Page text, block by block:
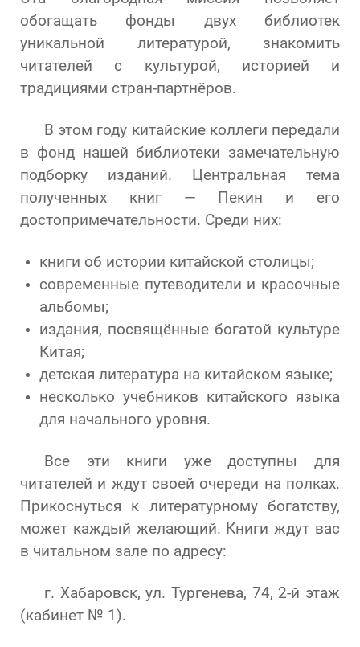
обогащать фонды двух библиотек
уникальной литературой, знакомить
читателей с культурой, историей и
традициями стран-партнёров.
В этом году китайские коллеги передали
в фонд нашей библиотеки замечательную
подборку изданий. Центральная тема
полученных книг — Пекин и его
достопримечательности. Среди них:
книги об истории китайской столицы;
современные путеводители и красочные
альбомы;
издания, посвящённые богатой культуре
Китая;
детская литература на китайском языке;
несколько учебников китайского языка
для начального уровня.
Все эти книги уже доступны для
читателей и ждут своей очереди на полках.
Прикоснуться к литературному богатству,
может каждый желающий. Книги ждут вас
в читальном зале по адресу:
г. Хабаровск, ул. Тургенева, 74, 2-й этаж
(кабинет № 1).